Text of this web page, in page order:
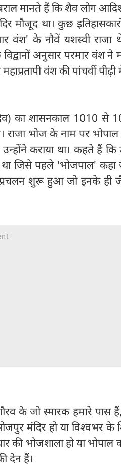
मानते हैं कि शैव लोग
मौजूद था। कुछ
वंश' के नौवें यशस्वी राजा
अनुसार परमार वंश ने
वंश की पांचवीं पीढ़ी
का शासनकाल 1010 से
राजा भोज के नाम पर
कराया था। कहते हैं कि
था जिसे पहले 'भोजपाल' कहा
प्रचलन शुरू हुआ जो इनके ही
के जो स्मारक हमारे पास
मंदिर हो या विश्वभर के
की भोजशाला हो या भोपाल
देन हैं।